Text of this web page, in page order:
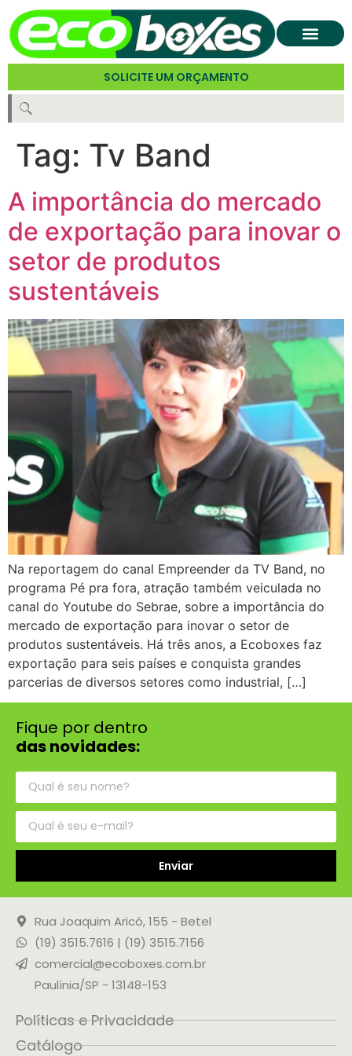
SOLICITE UM ORÇAMENTO
Tag: Tv Band
A importância do mercado
de exportação para inovar o
setor de produtos
sustentáveis
Na reportagem do canal Empreender da TV Band, no
programa Pé pra fora, atração também veiculada no
canal do Youtube do Sebrae, sobre a importância do
mercado de exportação para inovar o setor de
produtos sustentáveis. Há três anos, a Ecoboxes faz
exportação para seis países e conquista grandes
parcerias de diversos setores como industrial, […]
Fique por dentro
das novidades:
Enviar
Rua Joaquim Aricó, 155 - Betel
(19) 3515.7616 | (19) 3515.7156
comercial@ecoboxes.com.br
Paulínia/SP - 13148-153
Políticas e Privacidade
Catálogo